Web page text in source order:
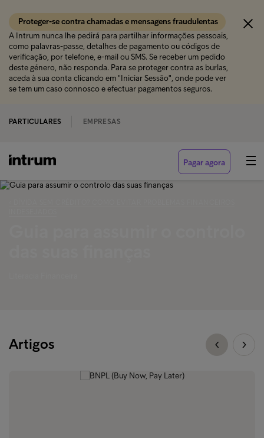
Proteger-se contra chamadas e mensagens fraudulentas
A Intrum nunca lhe pedirá para partilhar informações pessoais,
como palavras-passe, detalhes de pagamento ou códigos de
verificação, por telefone, e-mail ou SMS. Se receber um pedido
deste género, não responda. Para se proteger contra as burlas,
aceda à sua conta clicando em "Iniciar Sessão", onde pode ver
se tem um caso connosco e efectuar pagamentos seguros.
PARTICULARES EMPRESAS
Pagar agora
Artigos